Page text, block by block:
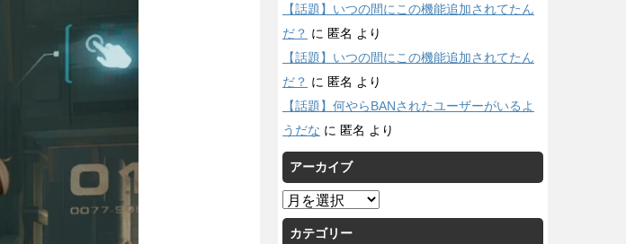
【話題】いつの間にこの機能追加されてたん
だ？ に 匿名 より
【話題】いつの間にこの機能追加されてたん
だ？ に 匿名 より
【話題】何やらBANされたユーザーがいるよ
うだな に 匿名 より
アーカイブ
ア
ー
カ
カテゴリー